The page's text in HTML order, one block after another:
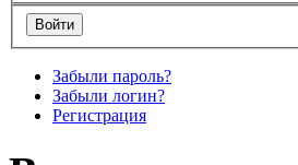
Забыли пароль?
Забыли логин?
Регистрация